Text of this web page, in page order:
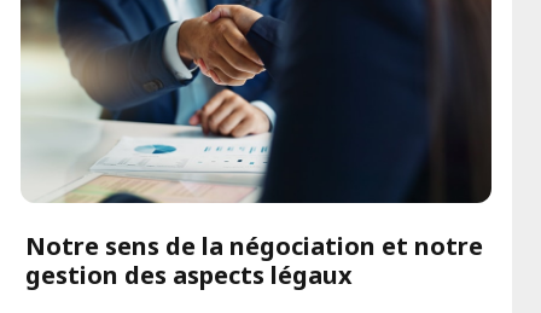
Notre sens de la négociation et notre
gestion des aspects légaux